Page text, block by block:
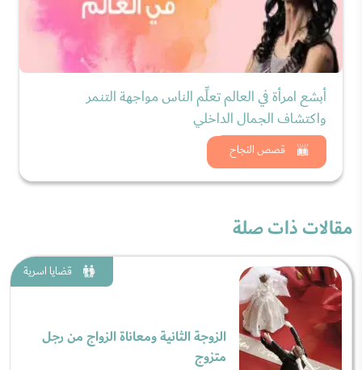
قصص النجاح
أبشع امرأة في العالم تعلِّم الناس مواجهة التنمر
واكتشاف الجمال الداخلي
شاهد الان
مقالات ذات صلة
قضايا اسرية
الزوجة الثانية ومعاناة الزواج من رجل
متزوج